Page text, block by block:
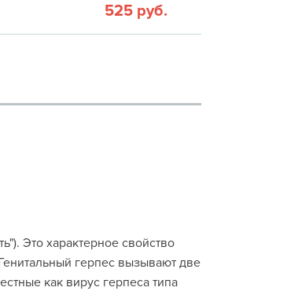
525 руб.
Это характерное свойство
герпес вызывают две
как вирус герпеса типа